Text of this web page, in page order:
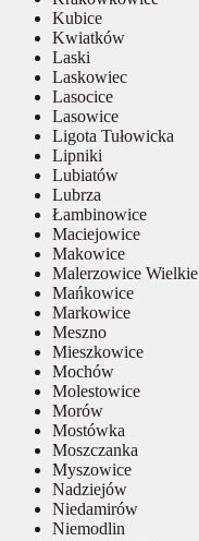
Kubice
Kwiatków
Laski
Laskowiec
Lasocice
Lasowice
Ligota Tułowicka
Lipniki
Lubiatów
Lubrza
Łambinowice
Maciejowice
Makowice
Malerzowice Wielkie
Mańkowice
Markowice
Meszno
Mieszkowice
Mochów
Molestowice
Morów
Mostówka
Moszczanka
Myszowice
Nadziejów
Niedamirów
Niemodlin